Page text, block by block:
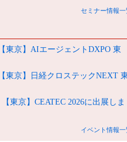
セミナー情報一
【東京】AIエージェントDXPO 東
【東京】日経クロステックNEXT
【東京】CEATEC 2026に出展しま
イベント情報一